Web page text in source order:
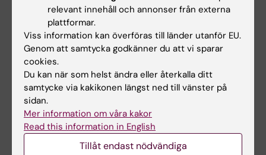
tänka som elefanter
– inte bara för
deras goda minne,
utan för deras
sociala beteende
med fokus på
sammanhållning
och långa
relevant innehåll och annonser från externa
plattformar.
Viss information kan överföras till länder utanför EU.
Genom att samtycka godkänner du att vi sparar
cookies.
Du kan när som helst ändra eller återkalla ditt
samtycke via kakikonen längst ned till vänster på
sidan.
Mer information om våra kakor
Read this information in English
Tillåt endast nödvändiga